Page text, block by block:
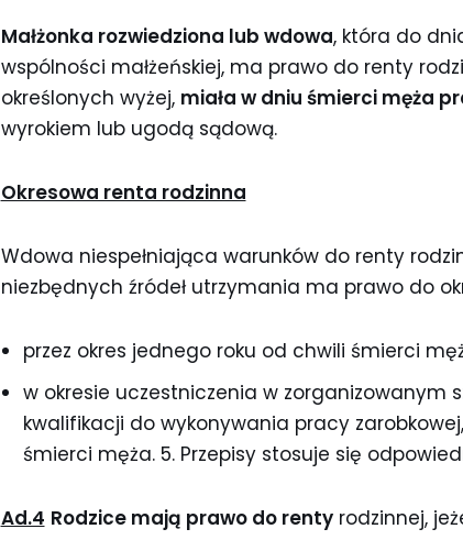
Małżonka rozwiedziona lub wdowa, która do
wspólności małżeńskiej, ma prawo do renty
określonych wyżej, miała w dniu śmierci męża
wyrokiem lub ugodą sądową.
Okresowa renta rodzinna
Wdowa niespełniająca warunków do renty
niezbędnych źródeł utrzymania ma prawo do
przez okres jednego roku od chwili śmierci
w okresie uczestniczenia w zorganizowanym
kwalifikacji do wykonywania pracy
śmierci męża. 5. Przepisy stosuje się
Ad.4 Rodzice mają prawo do rentyrodzinnej,